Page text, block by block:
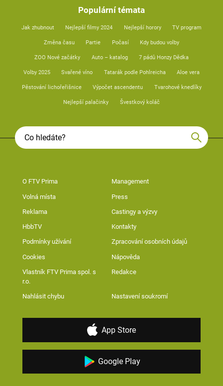
Populární témata
Jak zhubnout Nejlepší filmy 2024 Nejlepší horory TV program
Změna času Partie Počasí Kdy budou volby
ZOO Nové začátky Auto – katalog 7 pádů Honzy Dědka
Volby 2025 Svařené víno Tatarák podle Pohlreicha Aloe vera
Pěstování lichořeřišnice Výpočet ascendentu Tvarohové knedlíky
Nejlepší palačinky Švestkový koláč
O FTV Prima Management
Volná místa Press
Reklama Castingy a výzvy
HbbTV Kontakty
Podmínky užívání Zpracování osobních údajů
Cookies Nápověda
Vlastník FTV Prima spol. s
r.o.
Redakce
Nahlásit chybu Nastavení soukromí
App Store
Google Play